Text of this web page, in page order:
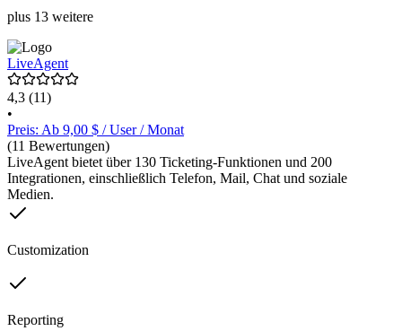
plus 13 weitere
LiveAgent
4,3 (11)
•
Preis: Ab 9,00 $ / User / Monat
(11 Bewertungen)
LiveAgent bietet über 130 Ticketing-Funktionen und 200
Integrationen, einschließlich Telefon, Mail, Chat und soziale
Medien.
Customization
Reporting